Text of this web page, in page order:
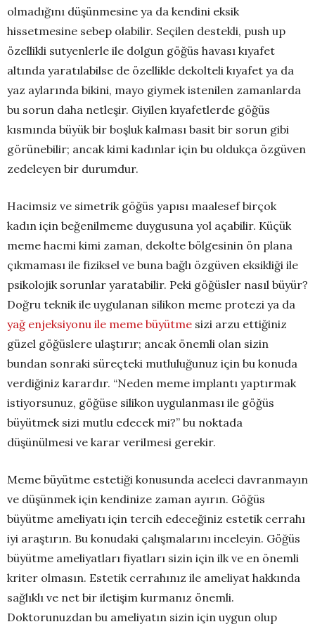
olmadığını düşünmesine ya da kendini eksik
hissetmesine sebep olabilir. Seçilen destekli, push up
özellikli sutyenlerle ile dolgun göğüs havası kıyafet
altında yaratılabilse de özellikle dekolteli kıyafet ya da
yaz aylarında bikini, mayo giymek istenilen zamanlarda
bu sorun daha netleşir. Giyilen kıyafetlerde göğüs
kısmında büyük bir boşluk kalması basit bir sorun gibi
görünebilir; ancak kimi kadınlar için bu oldukça özgüven
zedeleyen bir durumdur.
Hacimsiz ve simetrik göğüs yapısı maalesef birçok
kadın için beğenilmeme duygusuna yol açabilir. Küçük
meme hacmi kimi zaman, dekolte bölgesinin ön plana
çıkmaması ile fiziksel ve buna bağlı özgüven eksikliği ile
psikolojik sorunlar yaratabilir. Peki göğüsler nasıl büyür?
Doğru teknik ile uygulanan silikon meme protezi ya da
yağ enjeksiyonu ile meme büyütme sizi arzu ettiğiniz
güzel göğüslere ulaştırır; ancak önemli olan sizin
bundan sonraki süreçteki mutluluğunuz için bu konuda
verdiğiniz karardır. “Neden meme implantı yaptırmak
istiyorsunuz, göğüse silikon uygulanması ile göğüs
büyütmek sizi mutlu edecek mi?” bu noktada
düşünülmesi ve karar verilmesi gerekir.
Meme büyütme estetiği konusunda aceleci davranmayın
ve düşünmek için kendinize zaman ayırın. Göğüs
büyütme ameliyatı için tercih edeceğiniz estetik cerrahı
iyi araştırın. Bu konudaki çalışmalarını inceleyin. Göğüs
büyütme ameliyatları fiyatları sizin için ilk ve en önemli
kriter olmasın. Estetik cerrahınız ile ameliyat hakkında
sağlıklı ve net bir iletişim kurmanız önemli.
Doktorunuzdan bu ameliyatın sizin için uygun olup